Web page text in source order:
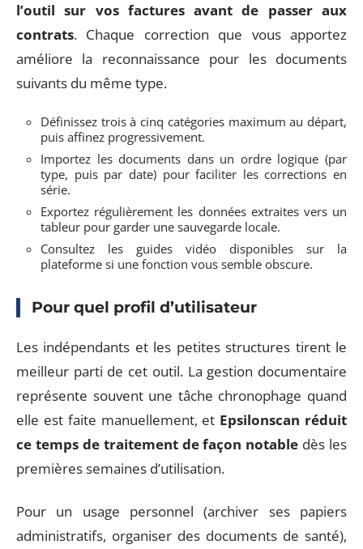
l’outil sur vos factures avant de passer aux
contrats. Chaque correction que vous apportez
améliore la reconnaissance pour les documents
suivants du même type.
Définissez trois à cinq catégories maximum au départ,
puis affinez progressivement.
Importez les documents dans un ordre logique (par
type, puis par date) pour faciliter les corrections en
série.
Exportez régulièrement les données extraites vers un
tableur pour garder une sauvegarde locale.
Consultez les guides vidéo disponibles sur la
plateforme si une fonction vous semble obscure.
Pour quel profil d’utilisateur
Les indépendants et les petites structures tirent le
meilleur parti de cet outil. La gestion documentaire
représente souvent une tâche chronophage quand
elle est faite manuellement, et Epsilonscan réduit
ce temps de traitement de façon notable dès les
premières semaines d’utilisation.
Pour un usage personnel (archiver ses papiers
administratifs, organiser des documents de santé),